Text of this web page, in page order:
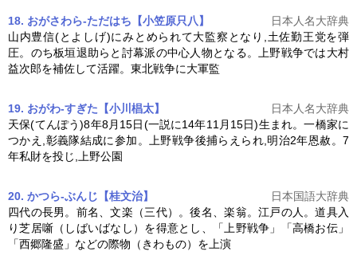
18. おがさわら-ただはち【小笠原只八】
日本人名大辞典
山内豊信(とよしげ)にみとめられて大監察となり,土佐勤王党を弾
圧。のち板垣退助らと討幕派の中心人物となる。
上野戦争では大村
益次郎を補佐して活躍。東北戦争に大軍監
19. おがわ-すぎた【小川椙太】
日本人名大辞典
天保(てんぽう)8年8月15日(一説に14年11月15日)生まれ。一橋家に
つかえ,彰義隊結成に参加。
上野戦争後捕らえられ,明治2年恩赦。7
年私財を投じ,上野公園
20. かつら‐ぶんじ【桂文治】
日本国語大辞典
四代の長男。前名、文楽（三代）。後名、楽翁。江戸の人。道具入
り芝居噺（しばいばなし）を得意とし、「 上野戦争 」「高橋お伝」
「西郷隆盛」などの際物（きわもの）を上演